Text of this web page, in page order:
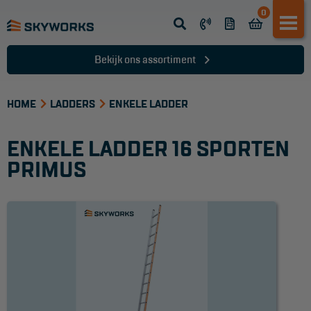
0
Opsteek ladder
Schuifladder
Telescopische ladder
Ladder accessoires
Bekijk ons assortiment
HOME LADDERS ENKELE LADDER
ENKELE LADDER 16 SPORTEN
PRIMUS